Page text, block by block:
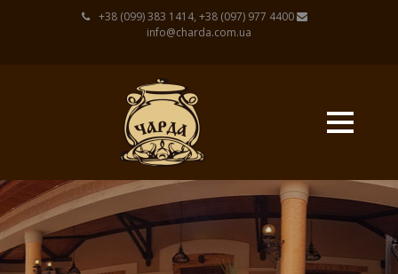
+38 (099) 383 1414, +38 (097) 977 4400
info@charda.com.ua